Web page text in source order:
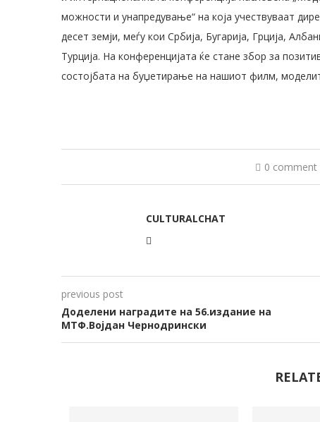
можности и унапредување“ на која учествуваат
десет земји, меѓу кои Србија, Бугарија, Грција,
Турција. На конференцијата ќе стане збор за
состојбата на буџетирање на нашиот филм,
0 comment
CULTURALCHAT
previous post
Доделени наградите на 56.издание на
МТФ.Војдан Чернодрински